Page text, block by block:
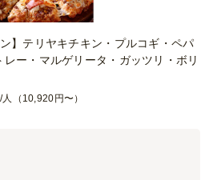
】テリヤキチキン・プルコギ・ペパ
ー・マルゲリータ・ガッツリ・ボリ
/人（10,920円〜）